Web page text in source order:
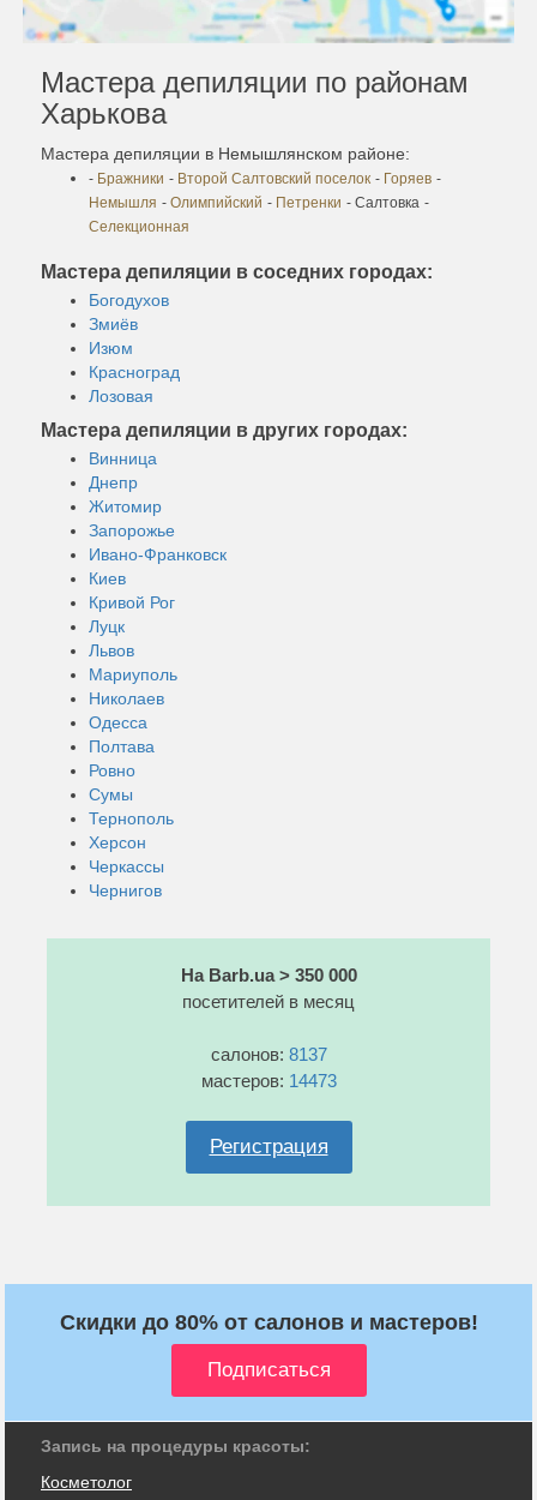
Мастера депиляции по районам
Харькова
Мастера депиляции в Немышлянском районе:
- Бражники - Второй Салтовский поселок - Горяев -
Немышля - Олимпийский - Петренки - Салтовка -
Селекционная
Мастера депиляции в соседних городах:
Богодухов
Змиёв
Изюм
Красноград
Лозовая
Мастера депиляции в других городах:
Винница
Днепр
Житомир
Запорожье
Ивано-Франковск
Киев
Кривой Рог
Луцк
Львов
Мариуполь
Николаев
Одесса
Полтава
Ровно
Сумы
Тернополь
Херсон
Черкассы
Чернигов
На Barb.ua > 350 000
посетителей в месяц
салонов: 8137
мастеров: 14473
Регистрация
Скидки до 80% от салонов и мастеров!
Запись на процедуры красоты:
Косметолог